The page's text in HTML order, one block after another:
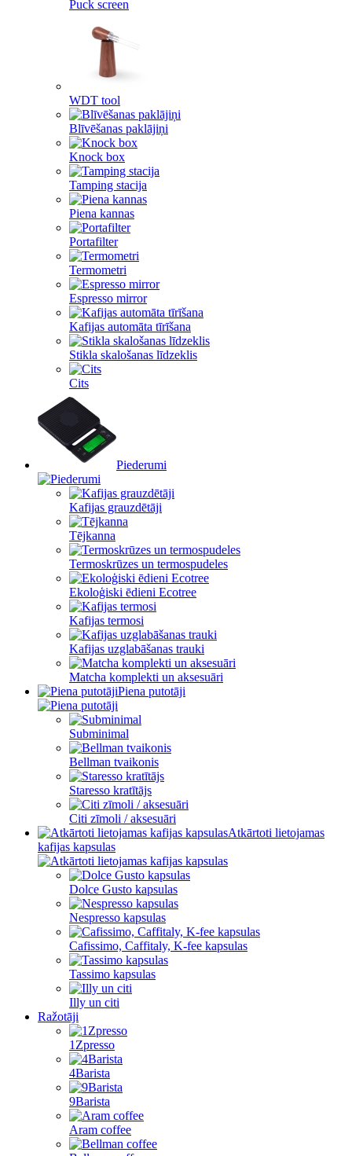
Puck screen
WDT tool
Blīvēšanas paklājiņi
Knock box
Tamping stacija
Piena kannas
Portafilter
Termometri
Espresso mirror
Kafijas automāta tīrīšana
Stikla skalošanas līdzeklis
Cits
Piederumi
Kafijas grauzdētāji
Tējkanna
Termoskrūzes un termospudeles
Ekoloģiski ēdieni Ecotree
Kafijas termosi
Kafijas uzglabāšanas trauki
Matcha komplekti un aksesuāri
Piena putotāji
Subminimal
Bellman tvaikonis
Staresso kratītājs
Citi zīmoli / aksesuāri
Atkārtoti lietojamas
kafijas kapsulas
Dolce Gusto kapsulas
Nespresso kapsulas
Cafissimo, Caffitaly, K-fee kapsulas
Tassimo kapsulas
Illy un citi
Ražotāji
1Zpresso
4Barista
9Barista
Aram coffee